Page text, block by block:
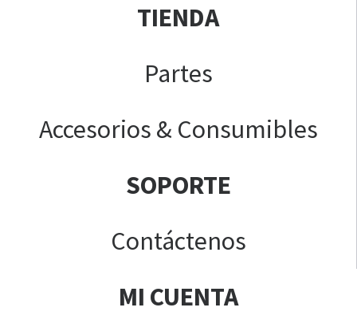
TIENDA
Partes
Accesorios & Consumibles
SOPORTE
Contáctenos
MI CUENTA